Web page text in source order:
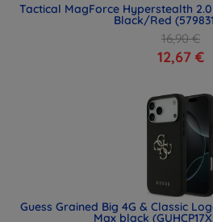
Tactical MagForce Hyperstealth
Black/Red
16,90 €
12,67 €
Guess Grained Big 4G & Classic
Max black